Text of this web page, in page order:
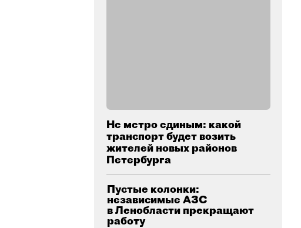
Не метро единым: какой
транспорт будет возить
жителей новых районов
Петербурга
Пустые колонки:
независимые АЗС
в Ленобласти прекращают
работу